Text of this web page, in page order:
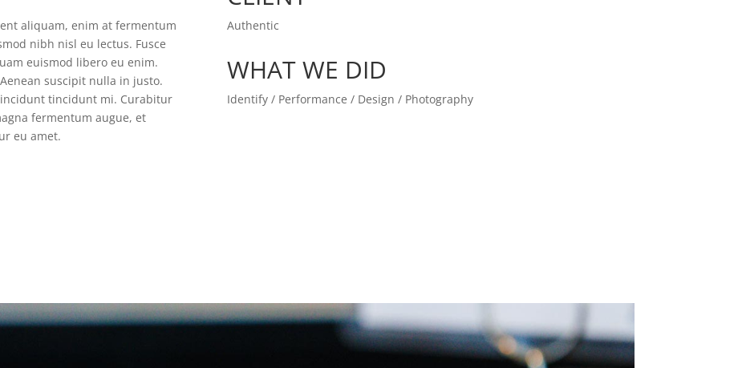
aliquam, enim at fermentum
nibh nisl eu lectus. Fusce
euismod libero eu enim.
suscipit nulla in justo.
tincidunt mi. Curabitur
fermentum augue, et
eu amet.
Authentic
WHAT WE DID
Identify / Performance / Design / Photography